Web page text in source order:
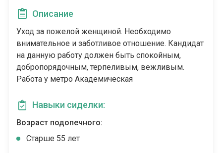
Описание
Уход за пожелой женщиной. Необходимо
внимательное и заботливое отношение. Кандидат
на данную работу должен быть спокойным,
добропорядочным, терпеливым, вежливым.
Работа у метро Академическая
Навыки сиделки:
Возраст подопечного:
Cтарше 55 лет